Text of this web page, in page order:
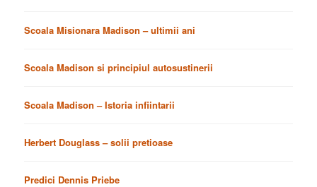
Scoala Misionara Madison – ultimii ani
Scoala Madison si principiul autosustinerii
Scoala Madison – Istoria infiintarii
Herbert Douglass – solii pretioase
Predici Dennis Priebe